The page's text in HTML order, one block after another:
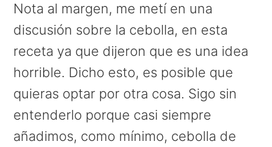
Nota al margen, me metí en una
discusión sobre la cebolla, en esta
receta ya que dijeron que es una idea
horrible. Dicho esto, es posible que
quieras optar por otra cosa. Sigo sin
entenderlo porque casi siempre
añadimos, como mínimo, cebolla de